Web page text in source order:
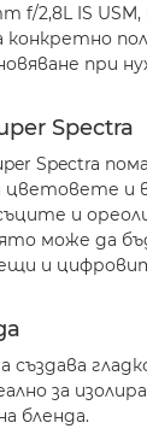
f/2,8L IS
конкретно
при
Spectra
Spectra
цветовете и
и
може да
и
създава
за
бленда.